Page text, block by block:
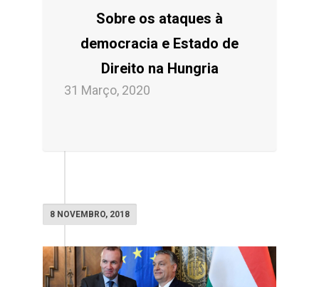
Sobre os ataques à
democracia e Estado de
Direito na Hungria
31 Março, 2020
8 NOVEMBRO, 2018